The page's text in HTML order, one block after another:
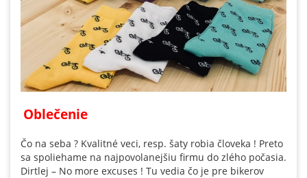
Oblečenie
Čo na seba ? Kvalitné veci, resp. šaty robia človeka ! Preto
sa spoliehame na najpovolanejšiu firmu do zlého počasia.
Dirtlej – No more excuses ! Tu vedia čo je pre bikerov